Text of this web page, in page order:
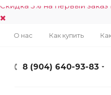
Скидка 5% на первый
О нас Как купить
8 (904) 640-93-83